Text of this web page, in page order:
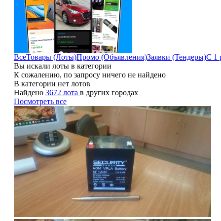
ВсеТовары (Лоты)Промо (Объявления)Заявки (Тендеры)С 1
Вы искали лоты в категории
К сожалению, по запросу ничего не найдено
В категории нет лотов
Найдено 3672 лота в других городах
Посмотреть все